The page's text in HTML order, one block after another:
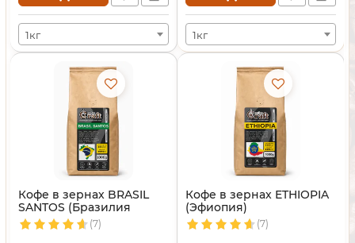
1кг 1кг
Кофе в зернах BRASIL
SANTOS (Бразилия
Сантос)
(7)
Кофе в зернах ETHIOPIA
(Эфиопия)
(7)